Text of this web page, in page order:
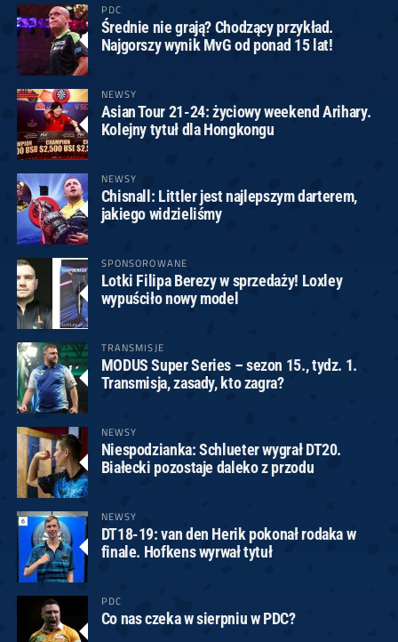
PDC
Średnie nie grają? Chodzący przykład.
Najgorszy wynik MvG od ponad 15 lat!
NEWSY
Asian Tour 21-24: życiowy weekend Arihary.
Kolejny tytuł dla Hongkongu
NEWSY
Chisnall: Littler jest najlepszym darterem,
jakiego widzieliśmy
SPONSOROWANE
Lotki Filipa Berezy w sprzedaży! Loxley
wypuściło nowy model
TRANSMISJE
MODUS Super Series – sezon 15., tydz. 1.
Transmisja, zasady, kto zagra?
NEWSY
Niespodzianka: Schlueter wygrał DT20.
Białecki pozostaje daleko z przodu
NEWSY
DT18-19: van den Herik pokonał rodaka w
finale. Hofkens wyrwał tytuł
PDC
Co nas czeka w sierpniu w PDC?